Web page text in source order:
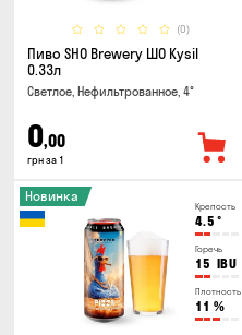
(0)
Пиво SHO Brewery ШО Kysil
0.33л
Светлое, Нефильтрованное, 4°
0,00
грн за 1
Крепость
4.5 °
Горечь
15 IBU
Плотность
11 %
Новинка